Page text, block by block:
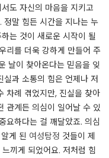
도 자신의 마음을 지키고
정말 힘든 시간을 지나는 누
는 것이 새로운 시작이 될
리를 더욱 강하게 만들어 주
날이 찾아온다는 믿음을 잊
과 소통의 힘은 언제나 저
차례 겪었지만, 진실을 찾아
관계든 의심이 일어날 수 있
요하다는 걸 깨달았죠. 의심
게 된 여성탐정 것들이 제
끼게 되었어요. ​저처럼 힘